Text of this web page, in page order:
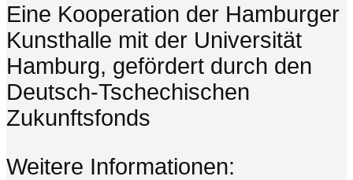
Eine Kooperation der Hamburger
Kunsthalle mit der Universität
Hamburg, gefördert durch den
Deutsch-Tschechischen
Zukunftsfonds
Weitere Informationen: